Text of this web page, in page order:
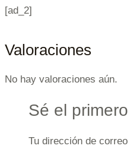
[ad_2]
Valoraciones
No hay valoraciones aún.
Sé el
Tu dirección de